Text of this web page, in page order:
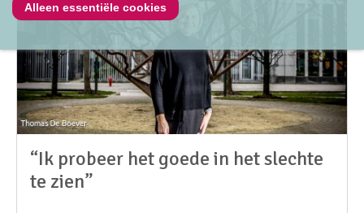
“Ik probeer het goede in het slechte
te zien”
Alleen essentiële cookies